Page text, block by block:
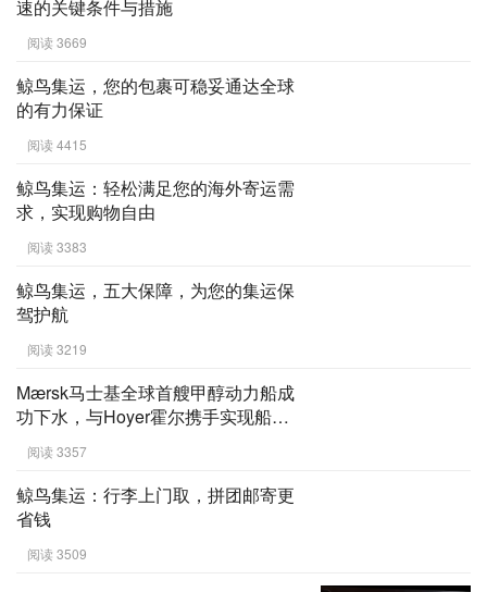
领国货出海热潮
阅读 3719
跨境物流发展至今，鲸鸟集运实现提
速的关键条件与措施
阅读 3669
鲸鸟集运，您的包裹可稳妥通达全球
的有力保证
阅读 4415
鲸鸟集运：轻松满足您的海外寄运需
求，实现购物自由
阅读 3383
鲸鸟集运，五大保障，为您的集运保
驾护航
阅读 3219
Mærsk马士基全球首艘甲醇动力船成
功下水，与Hoyer霍尔携手实现船舶
高效节能新突破！
阅读 3357